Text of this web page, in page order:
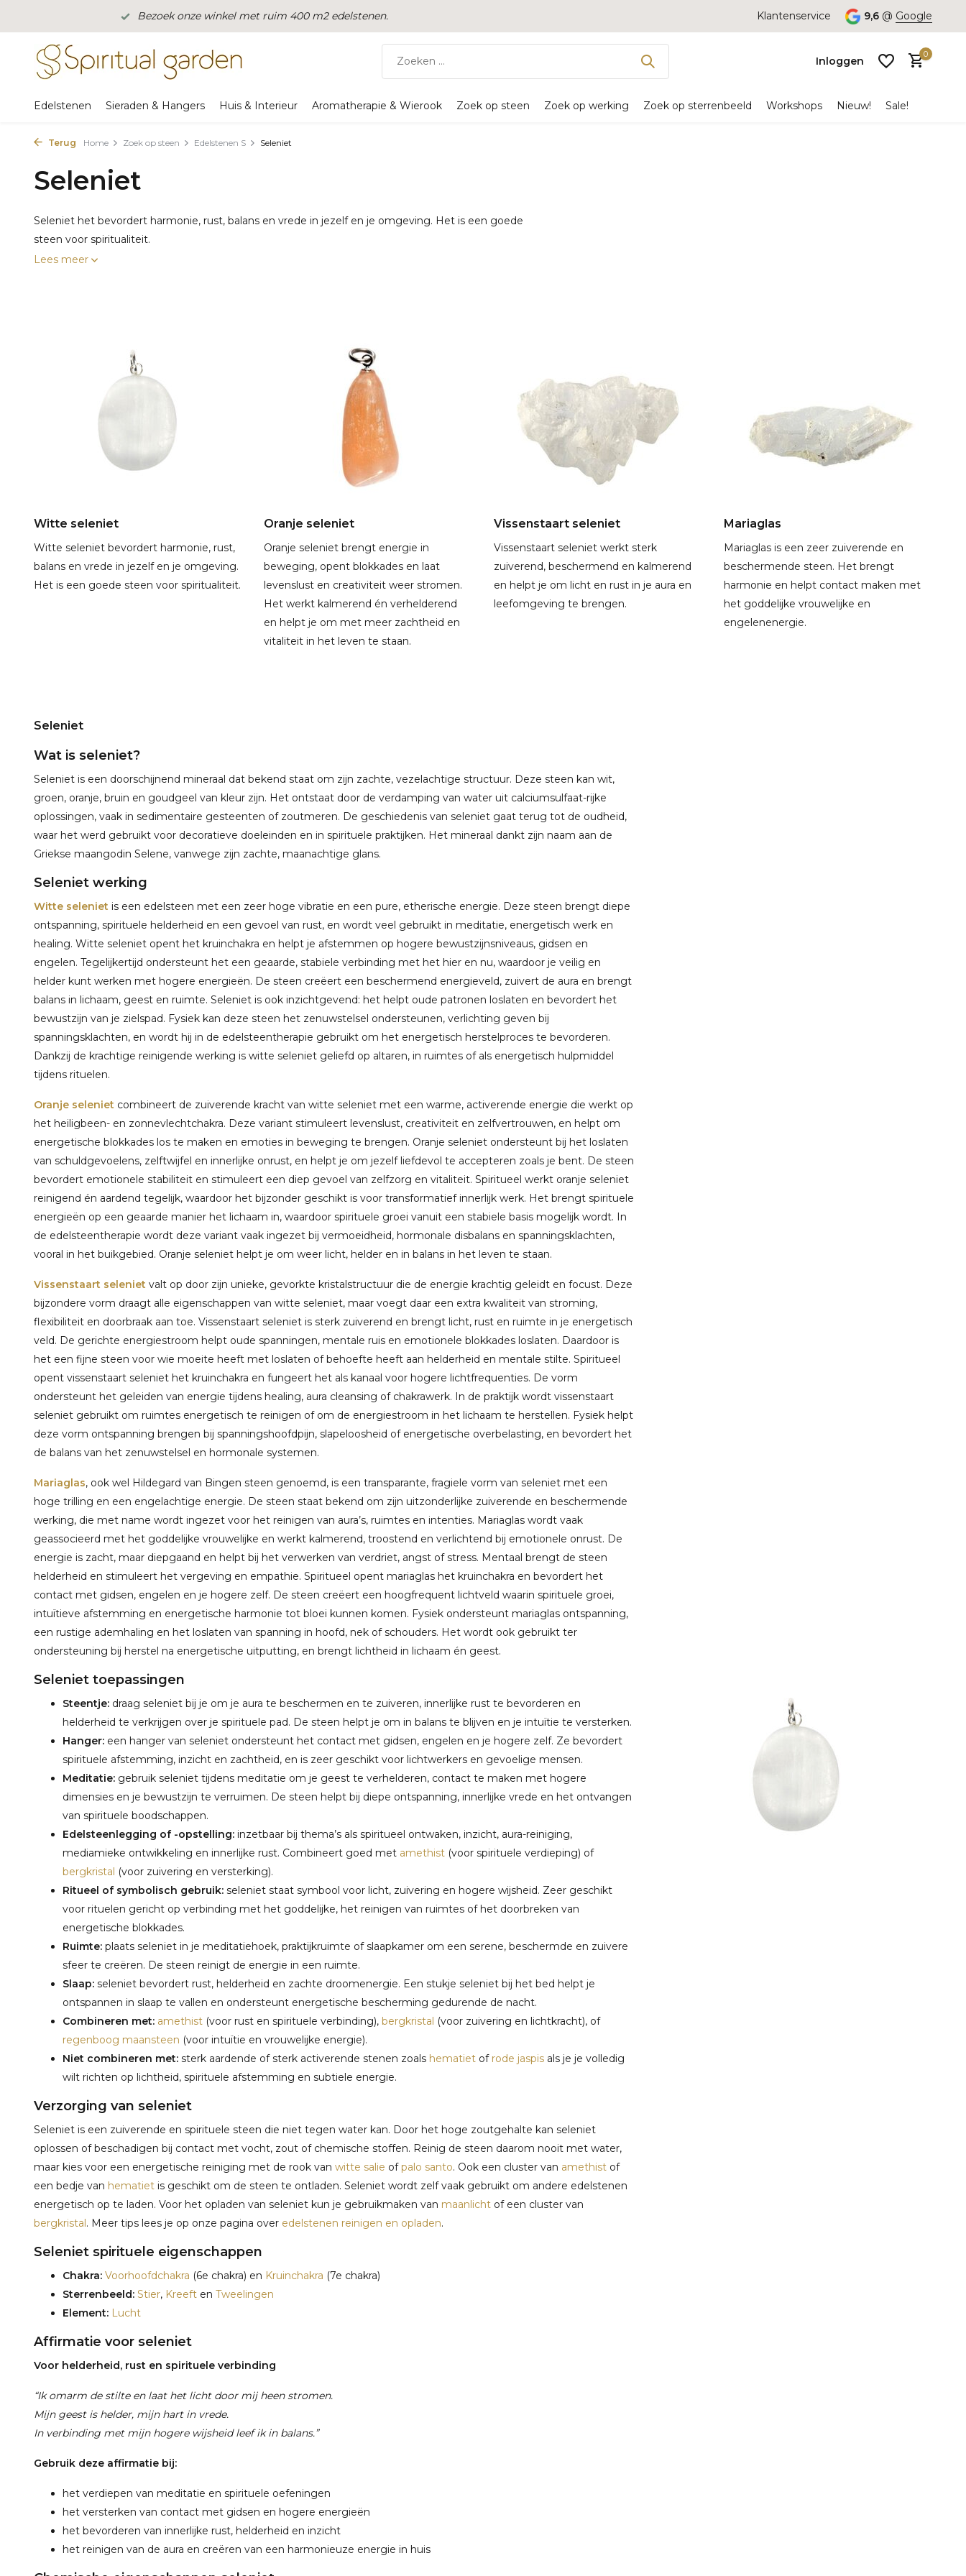
Bezoek onze winkel met ruim 400 m2 edelstenen. Klantenservice 9,6 @ Google
Inloggen
0
Edelstenen Sieraden & Hangers Huis & Interieur Aromatherapie & Wierook Zoek op steen Zoek op werking Zoek op sterrenbeeld Workshops Nieuw! Sale!
Terug Home Zoek op steen Edelstenen S Seleniet
Seleniet
Seleniet het bevordert harmonie, rust, balans en vrede in jezelf en je omgeving. Het is een goede
steen voor spiritualiteit.
Lees meer
Witte seleniet
Witte seleniet bevordert harmonie, rust,
balans en vrede in jezelf en je omgeving.
Het is een goede steen voor spiritualiteit.
Oranje seleniet
Oranje seleniet brengt energie in
beweging, opent blokkades en laat
levenslust en creativiteit weer stromen.
Het werkt kalmerend én verhelderend
en helpt je om met meer zachtheid en
vitaliteit in het leven te staan.
Vissenstaart seleniet
Vissenstaart seleniet werkt sterk
zuiverend, beschermend en kalmerend
en helpt je om licht en rust in je aura en
leefomgeving te brengen.
Mariaglas
Mariaglas is een zeer zuiverende en
beschermende steen. Het brengt
harmonie en helpt contact maken met
het goddelijke vrouwelijke en
engelenenergie.
Seleniet
Wat is seleniet?
Seleniet is een doorschijnend mineraal dat bekend staat om zijn zachte, vezelachtige structuur. Deze steen kan wit,
groen, oranje, bruin en goudgeel van kleur zijn. Het ontstaat door de verdamping van water uit calciumsulfaat-rijke
oplossingen, vaak in sedimentaire gesteenten of zoutmeren. De geschiedenis van seleniet gaat terug tot de oudheid,
waar het werd gebruikt voor decoratieve doeleinden en in spirituele praktijken. Het mineraal dankt zijn naam aan de
Griekse maangodin Selene, vanwege zijn zachte, maanachtige glans.
Seleniet werking
Witte seleniet is een edelsteen met een zeer hoge vibratie en een pure, etherische energie. Deze steen brengt diepe
ontspanning, spirituele helderheid en een gevoel van rust, en wordt veel gebruikt in meditatie, energetisch werk en
healing. Witte seleniet opent het kruinchakra en helpt je afstemmen op hogere bewustzijnsniveaus, gidsen en
engelen. Tegelijkertijd ondersteunt het een geaarde, stabiele verbinding met het hier en nu, waardoor je veilig en
helder kunt werken met hogere energieën. De steen creëert een beschermend energieveld, zuivert de aura en brengt
balans in lichaam, geest en ruimte. Seleniet is ook inzichtgevend: het helpt oude patronen loslaten en bevordert het
bewustzijn van je zielspad. Fysiek kan deze steen het zenuwstelsel ondersteunen, verlichting geven bij
spanningsklachten, en wordt hij in de edelsteentherapie gebruikt om het energetisch herstelproces te bevorderen.
Dankzij de krachtige reinigende werking is witte seleniet geliefd op altaren, in ruimtes of als energetisch hulpmiddel
tijdens rituelen.
Oranje seleniet combineert de zuiverende kracht van witte seleniet met een warme, activerende energie die werkt op
het heiligbeen- en zonnevlechtchakra. Deze variant stimuleert levenslust, creativiteit en zelfvertrouwen, en helpt om
energetische blokkades los te maken en emoties in beweging te brengen. Oranje seleniet ondersteunt bij het loslaten
van schuldgevoelens, zelftwijfel en innerlijke onrust, en helpt je om jezelf liefdevol te accepteren zoals je bent. De steen
bevordert emotionele stabiliteit en stimuleert een diep gevoel van zelfzorg en vitaliteit. Spiritueel werkt oranje seleniet
reinigend én aardend tegelijk, waardoor het bijzonder geschikt is voor transformatief innerlijk werk. Het brengt spirituele
energieën op een geaarde manier het lichaam in, waardoor spirituele groei vanuit een stabiele basis mogelijk wordt. In
de edelsteentherapie wordt deze variant vaak ingezet bij vermoeidheid, hormonale disbalans en spanningsklachten,
vooral in het buikgebied. Oranje seleniet helpt je om weer licht, helder en in balans in het leven te staan.
Vissenstaart seleniet valt op door zijn unieke, gevorkte kristalstructuur die de energie krachtig geleidt en focust. Deze
bijzondere vorm draagt alle eigenschappen van witte seleniet, maar voegt daar een extra kwaliteit van stroming,
flexibiliteit en doorbraak aan toe. Vissenstaart seleniet is sterk zuiverend en brengt licht, rust en ruimte in je energetisch
veld. De gerichte energiestroom helpt oude spanningen, mentale ruis en emotionele blokkades loslaten. Daardoor is
het een fijne steen voor wie moeite heeft met loslaten of behoefte heeft aan helderheid en mentale stilte. Spiritueel
opent vissenstaart seleniet het kruinchakra en fungeert het als kanaal voor hogere lichtfrequenties. De vorm
ondersteunt het geleiden van energie tijdens healing, aura cleansing of chakrawerk. In de praktijk wordt vissenstaart
seleniet gebruikt om ruimtes energetisch te reinigen of om de energiestroom in het lichaam te herstellen. Fysiek helpt
deze vorm ontspanning brengen bij spanningshoofdpijn, slapeloosheid of energetische overbelasting, en bevordert het
de balans van het zenuwstelsel en hormonale systemen.
Mariaglas, ook wel Hildegard van Bingen steen genoemd, is een transparante, fragiele vorm van seleniet met een
hoge trilling en een engelachtige energie. De steen staat bekend om zijn uitzonderlijke zuiverende en beschermende
werking, die met name wordt ingezet voor het reinigen van aura’s, ruimtes en intenties. Mariaglas wordt vaak
geassocieerd met het goddelijke vrouwelijke en werkt kalmerend, troostend en verlichtend bij emotionele onrust. De
energie is zacht, maar diepgaand en helpt bij het verwerken van verdriet, angst of stress. Mentaal brengt de steen
helderheid en stimuleert het vergeving en empathie. Spiritueel opent mariaglas het kruinchakra en bevordert het
contact met gidsen, engelen en je hogere zelf. De steen creëert een hoogfrequent lichtveld waarin spirituele groei,
intuïtieve afstemming en energetische harmonie tot bloei kunnen komen. Fysiek ondersteunt mariaglas ontspanning,
een rustige ademhaling en het loslaten van spanning in hoofd, nek of schouders. Het wordt ook gebruikt ter
ondersteuning bij herstel na energetische uitputting, en brengt lichtheid in lichaam én geest.
Seleniet toepassingen
Steentje: draag seleniet bij je om je aura te beschermen en te zuiveren, innerlijke rust te bevorderen en
helderheid te verkrijgen over je spirituele pad. De steen helpt je om in balans te blijven en je intuïtie te versterken.
Hanger: een hanger van seleniet ondersteunt het contact met gidsen, engelen en je hogere zelf. Ze bevordert
spirituele afstemming, inzicht en zachtheid, en is zeer geschikt voor lichtwerkers en gevoelige mensen.
Meditatie: gebruik seleniet tijdens meditatie om je geest te verhelderen, contact te maken met hogere
dimensies en je bewustzijn te verruimen. De steen helpt bij diepe ontspanning, innerlijke vrede en het ontvangen
van spirituele boodschappen.
Edelsteenlegging of -opstelling: inzetbaar bij thema’s als spiritueel ontwaken, inzicht, aura-reiniging,
mediamieke ontwikkeling en innerlijke rust. Combineert goed met amethist (voor spirituele verdieping) of
bergkristal (voor zuivering en versterking).
Ritueel of symbolisch gebruik: seleniet staat symbool voor licht, zuivering en hogere wijsheid. Zeer geschikt
voor rituelen gericht op verbinding met het goddelijke, het reinigen van ruimtes of het doorbreken van
energetische blokkades.
Ruimte: plaats seleniet in je meditatiehoek, praktijkruimte of slaapkamer om een serene, beschermde en zuivere
sfeer te creëren. De steen reinigt de energie in een ruimte.
Slaap: seleniet bevordert rust, helderheid en zachte droomenergie. Een stukje seleniet bij het bed helpt je
ontspannen in slaap te vallen en ondersteunt energetische bescherming gedurende de nacht.
Combineren met: amethist (voor rust en spirituele verbinding), bergkristal (voor zuivering en lichtkracht), of
regenboog maansteen (voor intuïtie en vrouwelijke energie).
Niet combineren met: sterk aardende of sterk activerende stenen zoals hematiet of rode jaspis als je je volledig
wilt richten op lichtheid, spirituele afstemming en subtiele energie.
Verzorging van seleniet
Seleniet is een zuiverende en spirituele steen die niet tegen water kan. Door het hoge zoutgehalte kan seleniet
oplossen of beschadigen bij contact met vocht, zout of chemische stoffen. Reinig de steen daarom nooit met water,
maar kies voor een energetische reiniging met de rook van witte salie ofpalo santo. Ook een cluster van amethist of
een bedje van hematiet is geschikt om de steen te ontladen. Seleniet wordt zelf vaak gebruikt om andere edelstenen
energetisch op te laden. Voor het opladen van seleniet kun je gebruikmaken van maanlicht of een cluster van
bergkristal. Meer tips lees je op onze pagina over edelstenen reinigen en opladen.
Seleniet spirituele eigenschappen
Chakra: Voorhoofdchakra (6e chakra) en Kruinchakra (7e chakra)
Sterrenbeeld: Stier, Kreeft en Tweelingen
Element: Lucht
Affirmatie voor seleniet
Voor helderheid, rust en spirituele verbinding
“Ik omarm de stilte en laat het licht door mij heen stromen.
Mijn geest is helder, mijn hart in vrede.
In verbinding met mijn hogere wijsheid leef ik in balans.”
Gebruik deze affirmatie bij:
het verdiepen van meditatie en spirituele oefeningen
het versterken van contact met gidsen en hogere energieën
het bevorderen van innerlijke rust, helderheid en inzicht
het reinigen van de aura en creëren van een harmonieuze energie in huis